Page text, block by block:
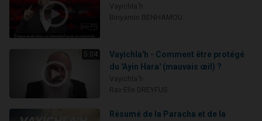
5:04
Vayichla'h - Comment être protégé
du 'Ayin Hara' (mauvais œil) ?
Résumé de la Paracha et de la